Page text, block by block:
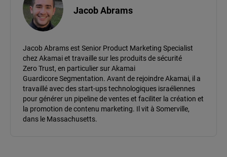
Jacob Abrams
Jacob Abrams est Senior Product Marketing Specialist
chez Akamai et travaille sur les produits de sécurité
Zero Trust, en particulier sur Akamai
Guardicore Segmentation. Avant de rejoindre Akamai, il a
travaillé avec des start-ups technologiques israéliennes
pour générer un pipeline de ventes et faciliter la création et
la promotion de contenu marketing. Il vit à Somerville,
dans le Massachusetts.